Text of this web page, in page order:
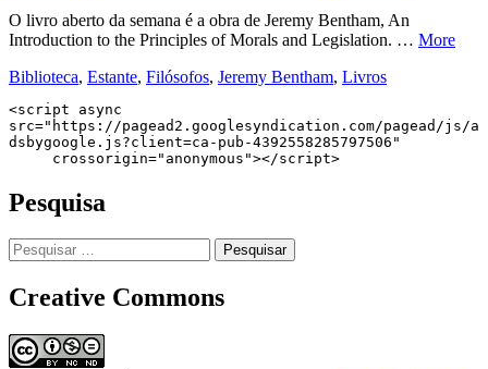
O livro aberto da semana é a obra de Jeremy Bentham, An
Introduction to the Principles of Morals and Legislation. … More
Biblioteca, Estante, Filósofos, Jeremy Bentham, Livros
<script async
src="https://pagead2.googlesyndication.com/pagead/js/a
dsbygoogle.js?client=ca-pub-4392558285797506"
     crossorigin="anonymous"></script>
Pesquisa
Pesquisar
por:
Creative Commons